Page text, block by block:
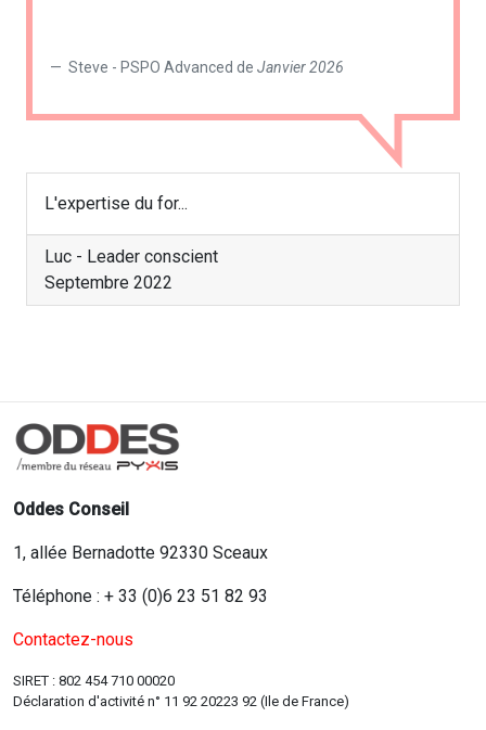
Steve - PSPO Advanced de Janvier 2026
L'expertise du for...
Luc - Leader conscient
Septembre 2022
Oddes Conseil
1, allée Bernadotte 92330 Sceaux
Téléphone : + 33 (0)6 23 51 82 93
Contactez-nous
SIRET : 802 454 710 00020
Déclaration d'activité n° 11 92 20223 92 (Ile de France)